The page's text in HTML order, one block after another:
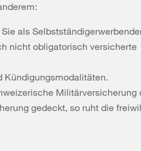
als
nicht obligatorisch versicherte
Kündigungsmodalitäten.
Militärversicherung
gedeckt, so ruht die